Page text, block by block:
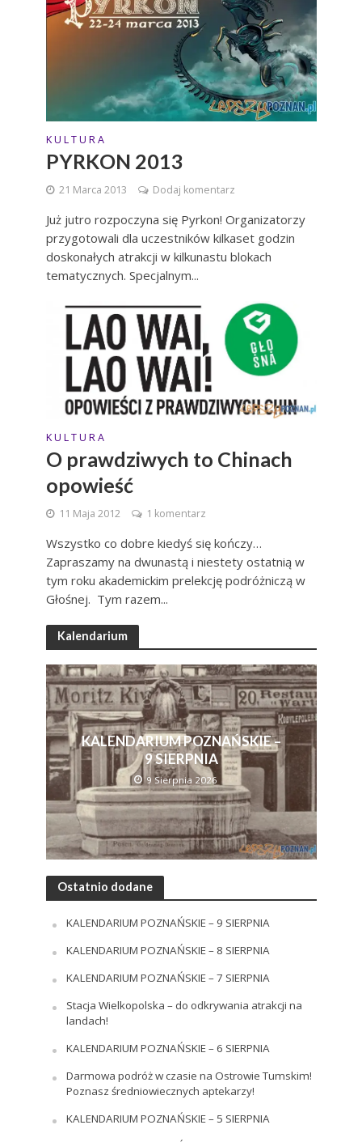
K U L T U R A
PYRKON 2013
21 Marca 2013 Dodaj komentarz
Już jutro rozpoczyna się Pyrkon! Organizatorzy
przygotowali dla uczestników kilkaset godzin
doskonałych atrakcji w kilkunastu blokach
tematycznych. Specjalnym...
K U L T U R A
O prawdziwych to Chinach
opowieść
11 Maja 2012 1 komentarz
Wszystko co dobre kiedyś się kończy…
Zapraszamy na dwunastą i niestety ostatnią w
tym roku akademickim prelekcję podróżniczą w
Głośnej. Tym razem...
Kalendarium
KALENDARIUM POZNAŃSKIE –
9 SIERPNIA
9 Sierpnia 2026
Ostatnio dodane
KALENDARIUM POZNAŃSKIE – 9 SIERPNIA
KALENDARIUM POZNAŃSKIE – 8 SIERPNIA
KALENDARIUM POZNAŃSKIE – 7 SIERPNIA
Stacja Wielkopolska – do odkrywania atrakcji na
landach!
KALENDARIUM POZNAŃSKIE – 6 SIERPNIA
Darmowa podróż w czasie na Ostrowie Tumskim!
Poznasz średniowiecznych aptekarzy!
KALENDARIUM POZNAŃSKIE – 5 SIERPNIA